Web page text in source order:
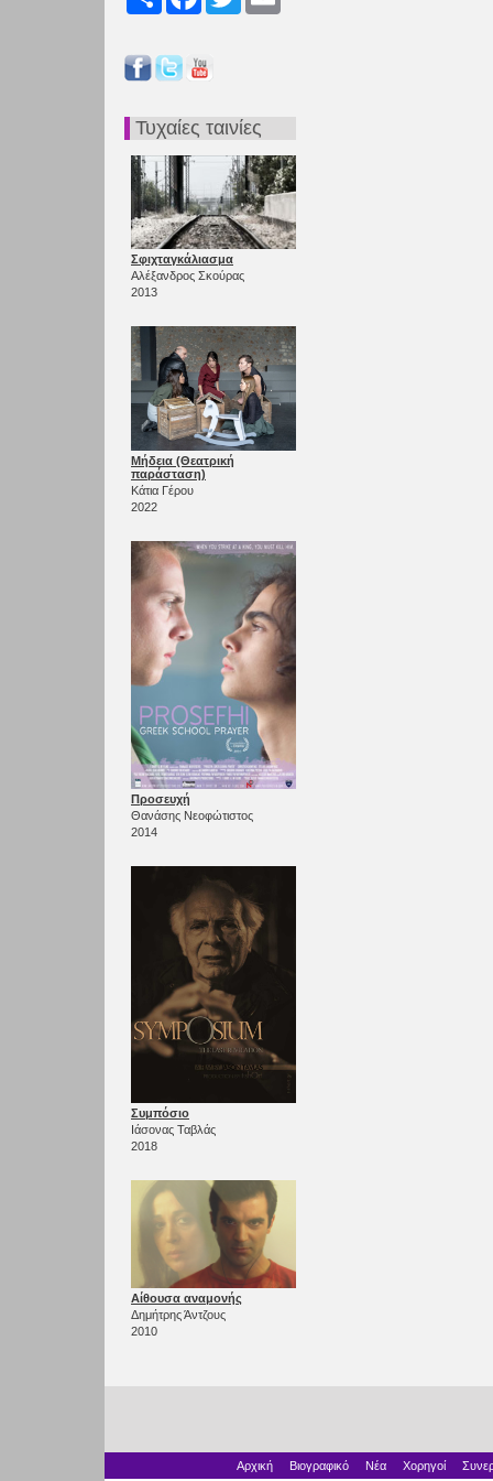
Τυχαίες ταινίες
Σφιχταγκάλιασμα
Αλέξανδρος Σκούρας
2013
Μήδεια (Θεατρική
παράσταση)
Κάτια Γέρου
2022
Προσευχή
Θανάσης Νεοφώτιστος
2014
Συμπόσιο
Ιάσονας Ταβλάς
2018
Αίθουσα αναμονής
Δημήτρης Άντζους
2010
Αρχική Βιογραφικό Νέα Χορηγοί